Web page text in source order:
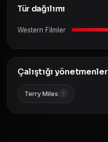
Tür dağılımı
Western Filmler
Çalıştığı yönetmenler
Terry Miles 1